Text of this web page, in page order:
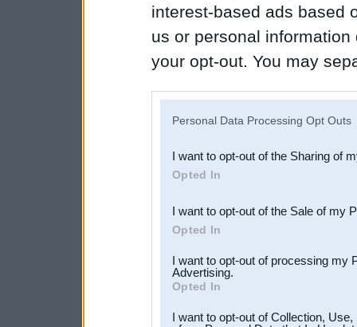
interest-based ads based
us or personal
your opt-out. You may
Downstream Participants
third parties.
Personal Data Processing Opt Outs
I want to opt-out of the Sharing of
Opted In
I want to opt-out of the Sale of my
Opted In
I want to opt-out of processing my
Advertising.
Opted In
I want to opt-out of Collection,